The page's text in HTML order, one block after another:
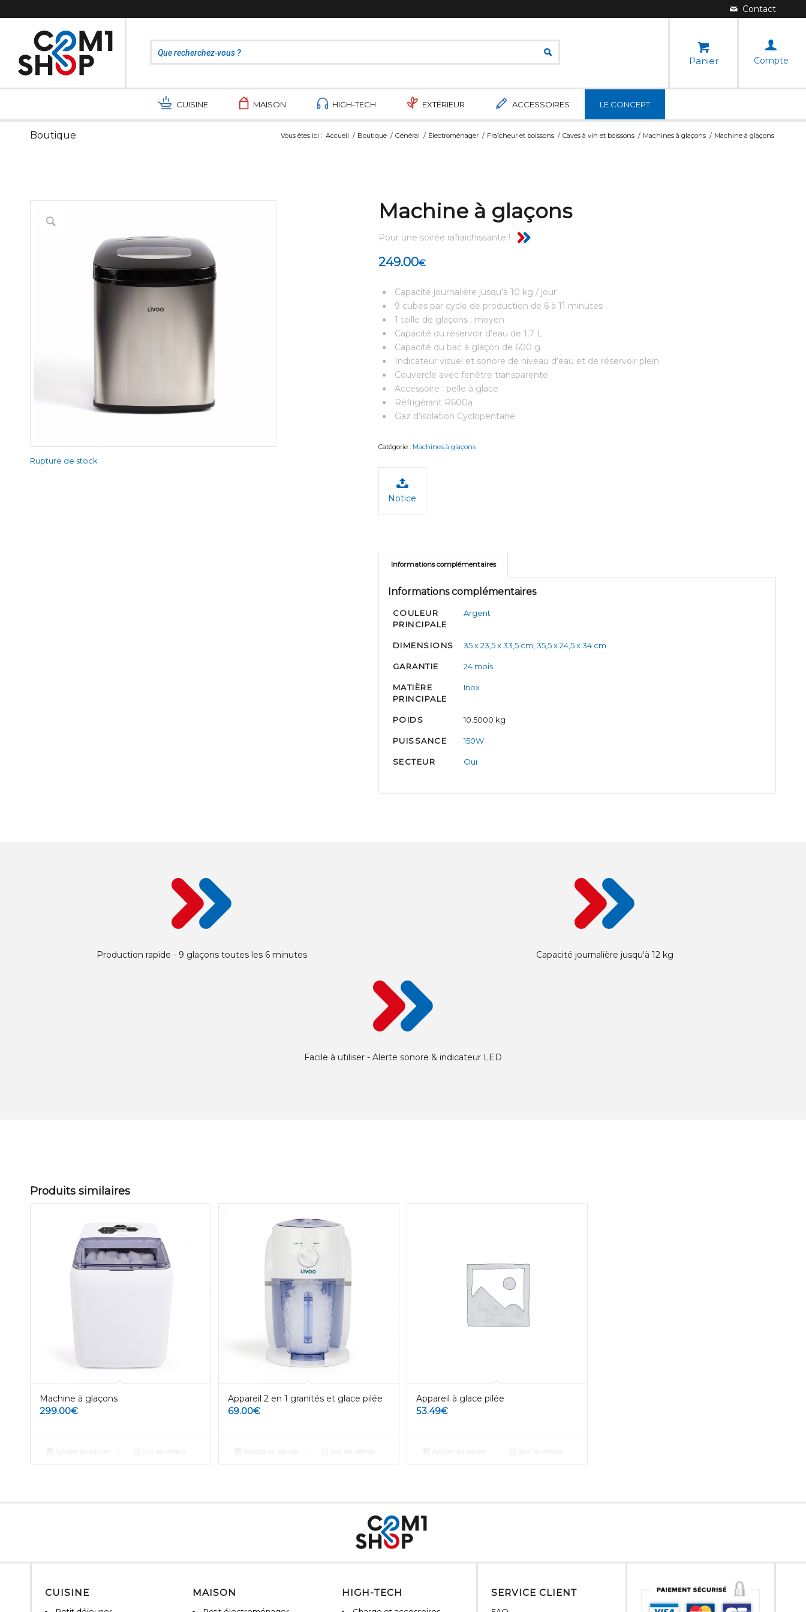
Panier Compte
CUISINE MAISON HIGH-TECH EXTÉRIEUR ACCESSOIRES LE CONCEPT
Boutique Vous êtes ici : Accueil / Boutique / Général / Électroménager / Fraîcheur et boissons / Caves à vin et boissons / Machines à glaçons / Machine à glaçons
Rupture de stock
Machine à glaçons
Pour une soirée rafraichissante !
249.00€
Capacité journalière jusqu’à 10 kg / jour
9 cubes par cycle de production de 6 à 11 minutes
1 taille de glaçons : moyen
Capacité du réservoir d’eau de 1,7 L
Capacité du bac à glaçon de 600 g
Indicateur visuel et sonore de niveau d’eau et de réservoir plein
Couvercle avec fenêtre transparente
Accessoire : pelle à glace
Réfrigérant R600a
Gaz d’isolation Cyclopentane
Catégorie : Machines à glaçons
Notice
Informations complémentaires
Informations complémentaires
COULEUR
PRINCIPALE
Argent
DIMENSIONS 35 x 23,5 x 33,5 cm 35,5 x 24,5 x 34 cm
GARANTIE 24 mois
MATIÈRE
PRINCIPALE
Inox
POIDS 10.5000 kg
PUISSANCE 150W
SECTEUR Oui
Production rapide - 9 glaçons toutes les 6 minutes Capacité journalière jusqu'à 12 kg
Facile à utiliser - Alerte sonore & indicateur LED
Produits similaires
Machine à glaçons
299.00€
Appareil 2 en 1 granités et glace pilée
69.00€
Appareil à glace pilée
53.49€
CUISINE MAISON HIGH-TECH SERVICE CLIENT